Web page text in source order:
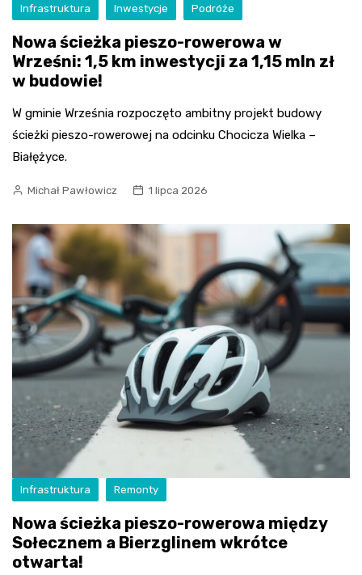
Infrastruktura Inwestycje Podróże
Nowa ścieżka pieszo-rowerowa w
Wrześni: 1,5 km inwestycji za 1,15 mln zł
w budowie!
W gminie Września rozpoczęto ambitny projekt budowy
ścieżki pieszo-rowerowej na odcinku Chocicza Wielka –
Białężyce.
Michał Pawłowicz 1 lipca 2026
Infrastruktura Remonty
Nowa ścieżka pieszo-rowerowa między
Sołecznem a Bierzglinem wkrótce
otwarta!